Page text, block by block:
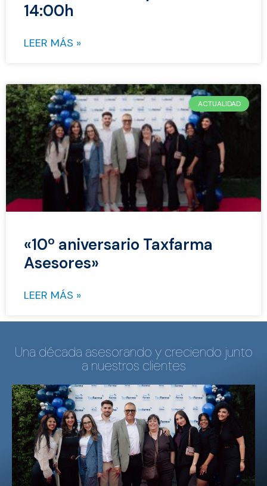
14:00h
LEER MÁS »
ACTUALIDAD
«10º aniversario Taxfarma
Asesores»
LEER MÁS »
Una década asesorando y creciendo junto
a nuestros clientes